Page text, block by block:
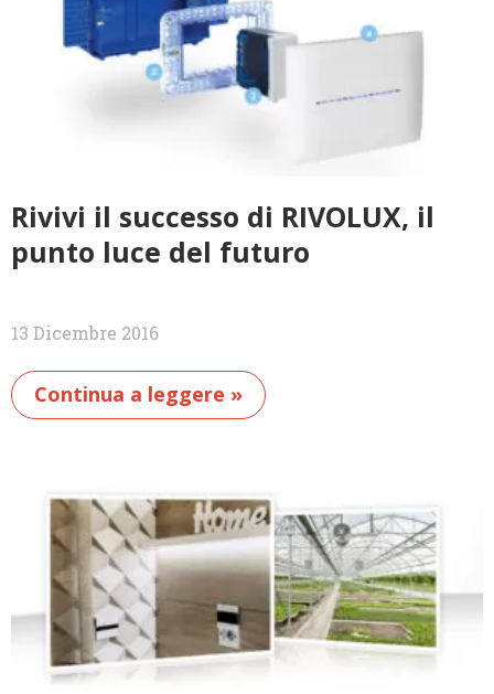
Rivivi il successo di RIVOLUX, il
punto luce del futuro
13 Dicembre 2016
Continua a leggere »